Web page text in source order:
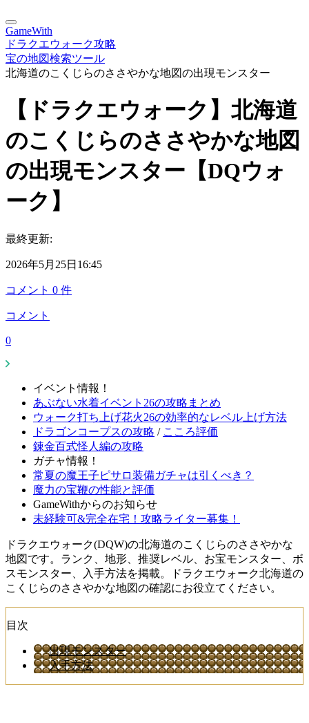
GameWith
ドラクエウォーク攻略
宝の地図検索ツール
北海道のこくじらのささやかな地図の出現モンスター
【ドラクエウォーク】北海道
のこくじらのささやかな地図
の出現モンスター【DQウォ
ーク】
最終更新:
2026年5月25日16:45
コメント 0 件
コメント
0
イベント情報！
あぶない水着イベント26の攻略まとめ
ウォーク打ち上げ花火26の効率的なレベル上げ方法
ドラゴンコープスの攻略 / こころ評価
錬金百式怪人編の攻略
ガチャ情報！
常夏の魔王子ピサロ装備ガチャは引くべき？
魔力の宝鞭の性能と評価
GameWithからのお知らせ
未経験可&完全在宅！攻略ライター募集！
ドラクエウォーク(DQW)の北海道のこくじらのささやかな
地図です。ランク、地形、推奨レベル、お宝モンスター、ボ
スモンスター、入手方法を掲載。ドラクエウォーク北海道の
こくじらのささやかな地図の確認にお役立てください。
目次
出現モンスター
入手方法